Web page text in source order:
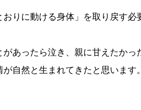
りに動ける身体」を取り戻す必
あったら泣き、親に甘えたかっ
自然と生まれてきたと思います。